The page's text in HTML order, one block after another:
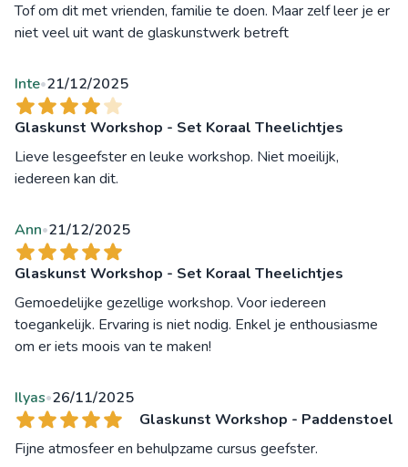
Tof om dit met vrienden, familie te doen. Maar zelf leer je er
niet veel uit want de glaskunstwerk betreft
Inte•21/12/2025
Glaskunst Workshop - Set Koraal Theelichtjes
Lieve lesgeefster en leuke workshop. Niet moeilijk,
iedereen kan dit.
Ann•21/12/2025
Glaskunst Workshop - Set Koraal Theelichtjes
Gemoedelijke gezellige workshop. Voor iedereen
toegankelijk. Ervaring is niet nodig. Enkel je enthousiasme
om er iets moois van te maken!
Ilyas•26/11/2025
Glaskunst Workshop - Paddenstoel
Fijne atmosfeer en behulpzame cursus geefster.